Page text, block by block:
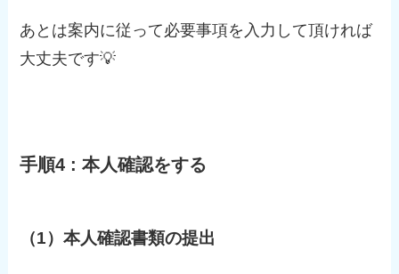
あとは案内に従って必要事項を入力して頂ければ
大丈夫です💡
手順4 : 本人確認をする
（1）本人確認書類の提出